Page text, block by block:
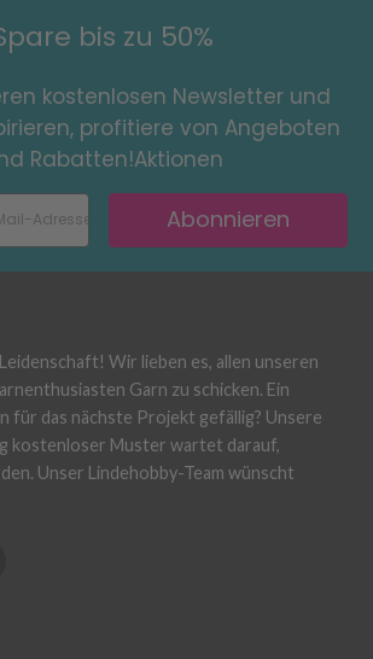
bis zu 50%
kostenlosen Newsletter und
profitiere von Angeboten
Rabatten!Aktionen
Abonnieren
Wir lieben es, allen unseren
Garn zu schicken. Ein
für das nächste Projekt gefällig? Unsere
kostenloser Muster wartet darauf,
Unser Lindehobby-Team wünscht